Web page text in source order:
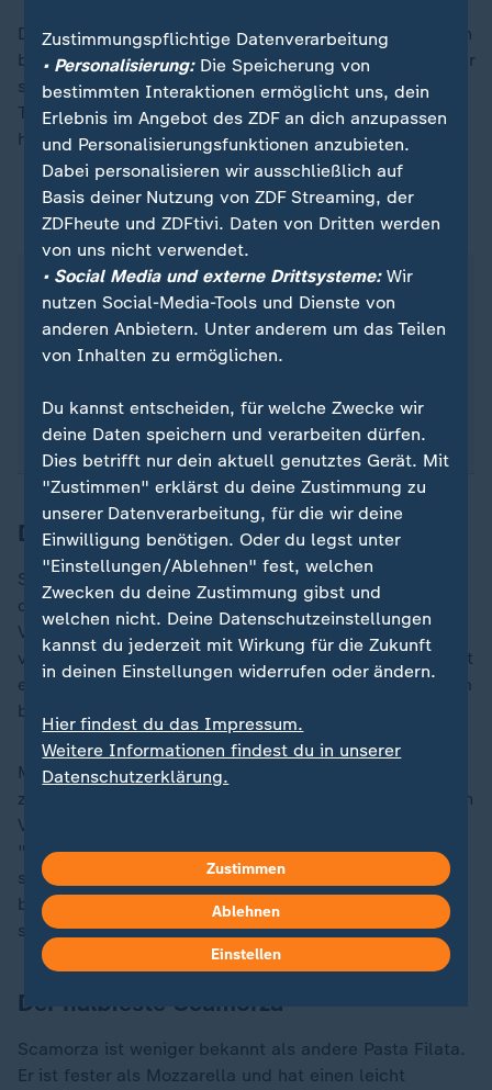
Der Käse habe in der Regel einen hohen Fettgehalt von
bis zu 60 Prozent, sagt Ernährungsexpertin Noll. Dieser
sorge für den cremigen und milden Geschmack.
Traditionell ist der Käse nicht vegetarisch, wird aber
häufig auch als vegetarische Variante angeboten.
Burrata ist aus der Not heraus entstanden
Bäuer*innen kreierten den Käse, indem sie
Mozzarella-Fäden mit Sahne mischten und in eine
Mozzarella-Hülle packten. So konnten sie
Milchreste verarbeiten. Burrata bedeutet übrigens
reichhaltige, butterähnliche Konsistenz hinweist.
Die sahnige Stracciatella
Stracciatella ist das Herz der Burrata. Es entsteht
durch das Zerkleinern von Mozzarella-Fäden und dem
Vermischen mit Sahne. Davon gibt es auch
vegetarische Varianten. Auf Pizza, in Pasta oder pur mit
ein wenigOlivenölund Salz schmeckt Stracciatella am
besten.
Mit dem Stracciatella-Eis hat der Käse übrigens wenig
zu tun. "Stracciatella" leitet sich von dem italienischen
Verb "stracciare" ab, das übersetzt so viel wie
"zerreißen" oder "zerfetzen" bedeutet. Bei dem Eis
sind damit die Splitter der Schokolade gemeint, die
beim Rühren der Eismaschine entstehen. Beim Käse
sind das die Mozzarella-Fäden.
Der halbfeste Scamorza
Scamorza ist weniger bekannt als andere Pasta Filata.
Er ist fester als Mozzarella und hat einen leicht
Zustimmungspflichtige Datenverarbeitung
• Personalisierung:Die Speicherung von
bestimmten Interaktionen ermöglicht uns, dein
Erlebnis im Angebot des ZDF an dich anzupassen
und Personalisierungsfunktionen anzubieten.
Dabei personalisieren wir ausschließlich auf
Basis deiner Nutzung von ZDF Streaming, der
ZDFheute und ZDFtivi. Daten von Dritten werden
von uns nicht verwendet.
• Social Media und externe Drittsysteme:Wir
nutzen Social-Media-Tools und Dienste von
anderen Anbietern. Unter anderem um das Teilen
von Inhalten zu ermöglichen.
Du kannst entscheiden, für welche Zwecke wir
deine Daten speichern und verarbeiten dürfen.
Dies betrifft nur dein aktuell genutztes Gerät. Mit
"Zustimmen" erklärst du deine Zustimmung zu
unserer Datenverarbeitung, für die wir deine
Einwilligung benötigen. Oder du legst unter
"Einstellungen/Ablehnen" fest, welchen
Zwecken du deine Zustimmung gibst und
welchen nicht. Deine Datenschutzeinstellungen
kannst du jederzeit mit Wirkung für die Zukunft
in deinen Einstellungen widerrufen oder ändern.
Hier findest du das Impressum.
Weitere Informationen findest du in unserer
Datenschutzerklärung.
Zustimmen
Ablehnen
Einstellen